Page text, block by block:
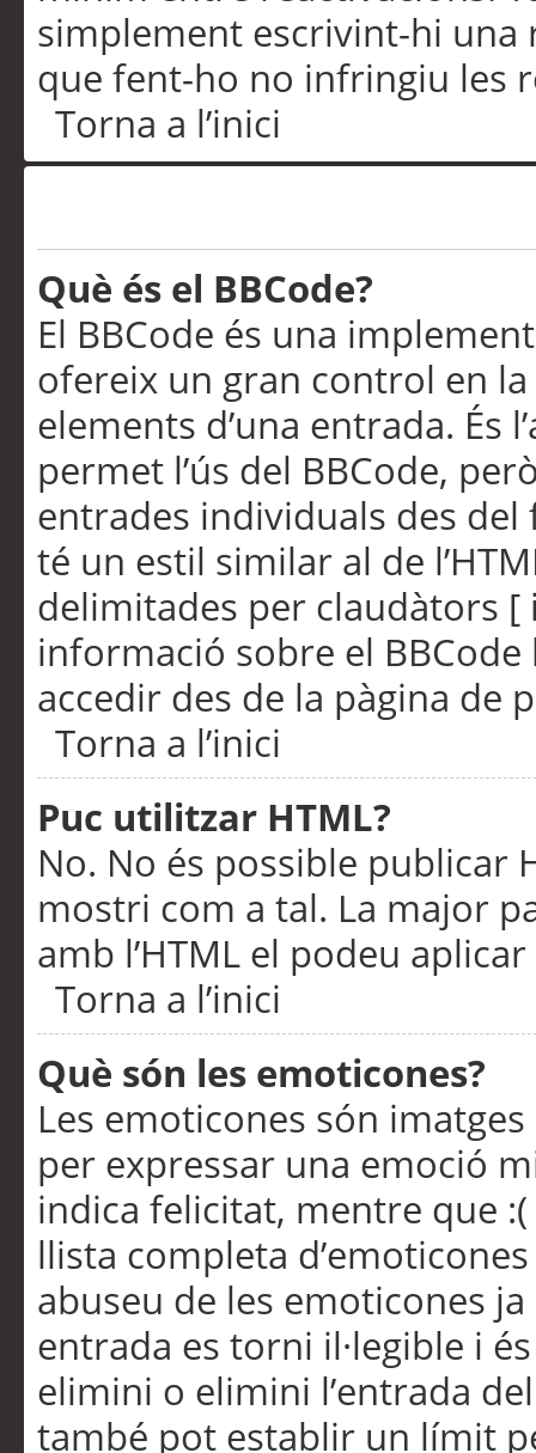
simplement escrivint-hi una
que fent-ho no infringiu les
Torna a l’inici
Què és el BBCode?
El BBCode és una
ofereix un gran control en
elements d’una entrada. És
permet l’ús del BBCode,
entrades individuals des
té un estil similar al de
delimitades per claudàtors [
informació sobre el
accedir des de la pàgina de
Torna a l’inici
Puc utilitzar HTML?
No. No és possible publicar
mostri com a tal. La major
amb l’HTML el podeu
Torna a l’inici
Què són les emoticones?
Les emoticones són
per expressar una emoció
indica felicitat, mentre que
llista completa
abuseu de les emoticones
entrada es torni il·legible i
elimini o elimini l’entrada
també pot establir un límit